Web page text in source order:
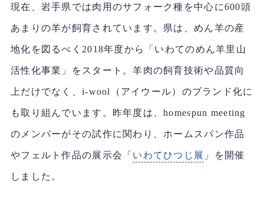
現在、岩手県では肉用のサフォーク種を中心に600頭
あまりの羊が飼育されています。県は、めん羊の産
地化を図るべく2018年度から「いわてのめん羊里山
活性化事業」をスタート。羊肉の飼育技術や品質向
上だけでなく、i-wool（アイウール）のブランド化に
も取り組んでいます。昨年度は、homespun meeting
のメンバーがその試作に関わり、ホームスパン作品
やフェルト作品の展示会「 いわてひつじ展 」を開催
しました。